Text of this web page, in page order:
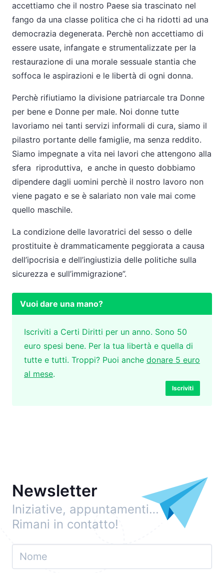
accettiamo che il nostro Paese sia trascinato nel
fango da una classe politica che ci ha ridotti ad una
democrazia degenerata. Perchè non accettiamo di
essere usate, infangate e strumentalizzate per la
restaurazione di una morale sessuale stantia che
soffoca le aspirazioni e le libertà di ogni donna.
Perchè rifiutiamo la divisione patriarcale tra Donne
per bene e Donne per male. Noi donne tutte
lavoriamo nei tanti servizi informali di cura, siamo il
pilastro portante delle famiglie, ma senza reddito.
Siamo impegnate a vita nei lavori che attengono alla
sfera riproduttiva, e anche in questo dobbiamo
dipendere dagli uomini perchè il nostro lavoro non
viene pagato e se è salariato non vale mai come
quello maschile.
La condizione delle lavoratrici del sesso o delle
prostituite è drammaticamente peggiorata a causa
dell’ipocrisia e dell’ingiustizia delle politiche sulla
sicurezza e sull’immigrazione”.
Vuoi dare una mano?
Iscriviti a Certi Diritti per un anno. Sono 50
euro spesi bene. Per la tua libertà e quella di
tutte e tutti. Troppi? Puoi anche donare 5 euro
al mese.
Iscriviti
Newsletter
Iniziative, appuntamenti…
Rimani in contatto!